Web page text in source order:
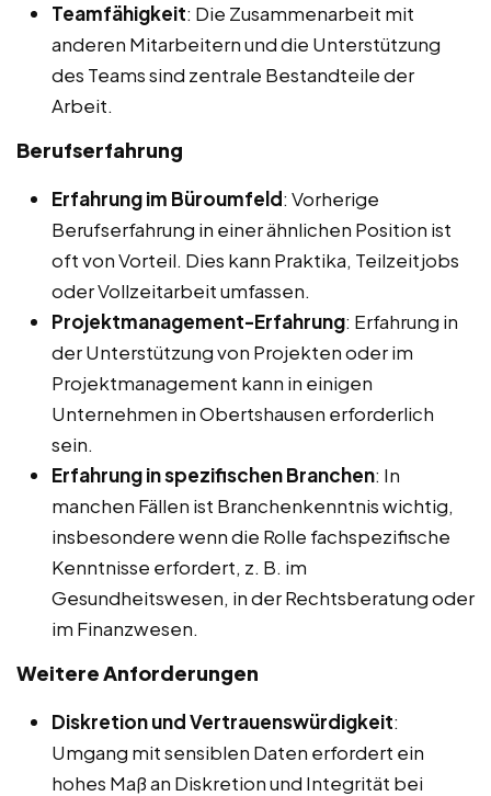
Teamfähigkeit: Die Zusammenarbeit mit
anderen Mitarbeitern und die Unterstützung
des Teams sind zentrale Bestandteile der
Arbeit.
Berufserfahrung
Erfahrung im Büroumfeld: Vorherige
Berufserfahrung in einer ähnlichen Position ist
oft von Vorteil. Dies kann Praktika, Teilzeitjobs
oder Vollzeitarbeit umfassen.
Projektmanagement-Erfahrung: Erfahrung in
der Unterstützung von Projekten oder im
Projektmanagement kann in einigen
Unternehmen in Obertshausen erforderlich
sein.
Erfahrung in spezifischen Branchen: In
manchen Fällen ist Branchenkenntnis wichtig,
insbesondere wenn die Rolle fachspezifische
Kenntnisse erfordert, z. B. im
Gesundheitswesen, in der Rechtsberatung oder
im Finanzwesen.
Weitere Anforderungen
Diskretion und Vertrauenswürdigkeit:
Umgang mit sensiblen Daten erfordert ein
hohes Maß an Diskretion und Integrität bei